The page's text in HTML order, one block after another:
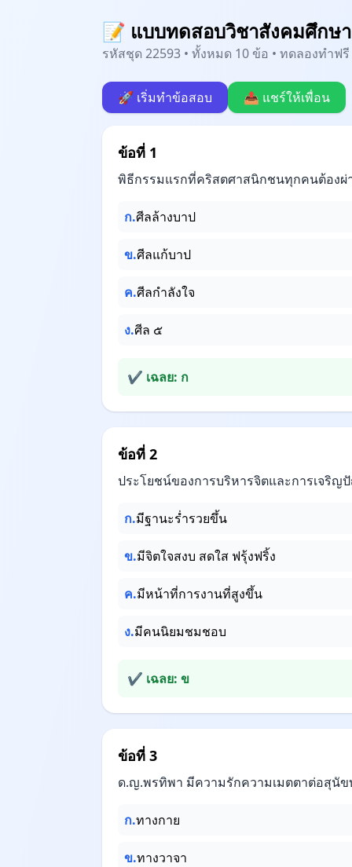
📝 แบบทดสอบวิชาสังคมศึกษา
รหัสชุด 22593 • ทั้งหมด 10 ข้อ • ทดลองทำฟ
🚀 เริ่มทำข้อสอบ 📤 แชร์ให้เพื่อน
ข้อที่ 1
พิธีกรรมแรกที่คริสตศาสนิกชนทุกคนต้องผ่
ก.ศีลล้างบาป
ข.ศีลแก้บาป
ค.ศีลกำลังใจ
ง.ศีล ๕
✔ เฉลย: ก
ข้อที่ 2
ประโยชน์ของการบริหารจิตและการเจริ
ก.มีฐานะร่ำรวยขึ้น
ข.มีจิตใจสงบ สดใส ฟรุ้งฟริ้ง
ค.มีหน้าที่การงานที่สูงขึ้น
ง.มีคนนิยมชมชอบ
✔ เฉลย: ข
ข้อที่ 3
ด.ญ.พรทิพา มีความรักความเมตตาต่อสุนั
ก.ทางกาย
ข.ทางวาจา